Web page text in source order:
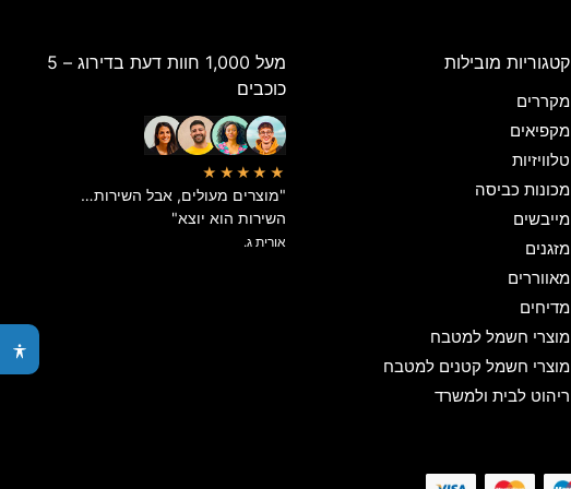
קטגוריות מובילות
מקררים
מקפיאים
טלוויזיות
מכונות כביסה
מייבשים
מזגנים
מאווררים
מדיחים
מוצרי חשמל למטבח
מוצרי חשמל קטנים למטבח
ריהוט לבית ולמשרד
מעל 1,000 חוות דעת בדירוג – 5
כוכבים
★★★★★
"מוצרים מעולים, אבל השירות…
השירות הוא יוצא"
אורית ג.